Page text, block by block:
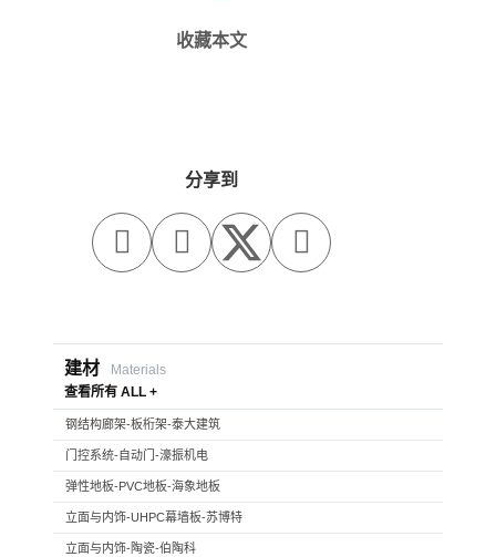
收藏本文
分享到
  
建材
Materials
查看所有 ALL +
钢结构廊架-板桁架-泰大建筑
门控系统-自动门-濠振机电
弹性地板-PVC地板-海象地板
立面与内饰-UHPC幕墙板-苏博特
立面与内饰-陶瓷-伯陶科